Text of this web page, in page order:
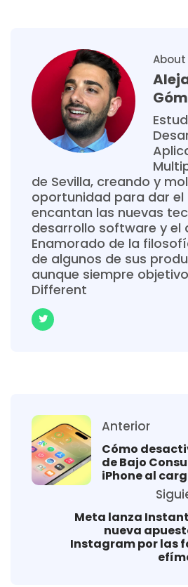
de Sevilla, creando y
oportunidad para dar el
encantan las nuevas
desarrollo software y el
Enamorado de la
de algunos de sus
aunque siempre
Different
Anterior
Cómo
de Bajo
iPhone al
Meta lanza
nueva
Instagram por las